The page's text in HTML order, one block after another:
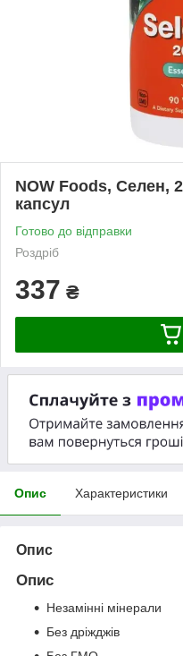
NOW Foods, Селен,
капсул
Готово до відправки
Роздріб
337 ₴
Опис Характеристики
Опис
Опис
Незамінні мінерали
Без дріжджів